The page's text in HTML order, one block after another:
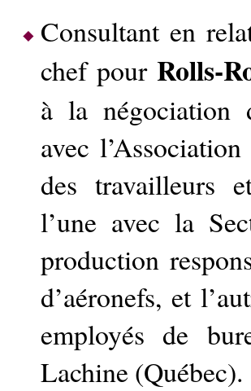
Consultant en
chef pour Rolls-
à la négociation
avec
des travailleurs
l’une avec la
production
d’aéronefs, et
employés de
Lachine (Québec).